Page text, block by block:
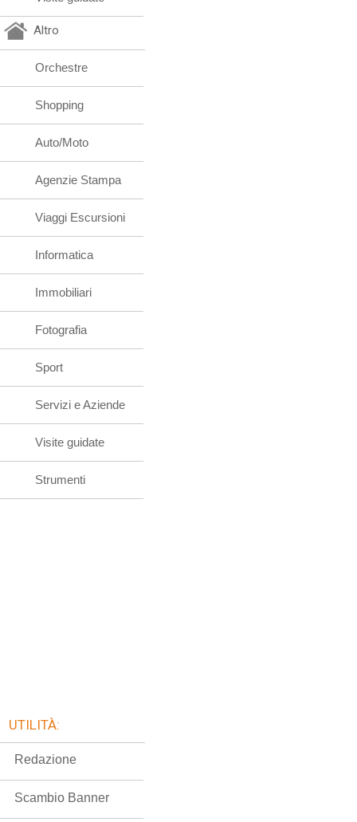
Altro
Orchestre
Shopping
Auto/Moto
Agenzie Stampa
Viaggi Escursioni
Informatica
Immobiliari
Fotografia
Sport
Servizi e Aziende
Visite guidate
Strumenti
UTILITÀ:
Redazione
Scambio Banner